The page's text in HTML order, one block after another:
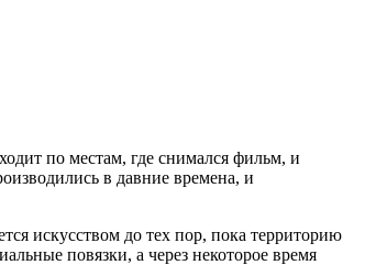
по местам, где снимался фильм, и
в давние времена, и
искусством до тех пор, пока территорию
повязки, а через некоторое время